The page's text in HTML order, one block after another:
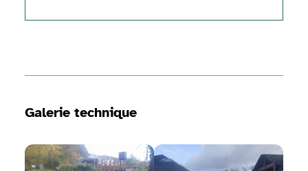
Galerie technique
Voir la galerie d'image Voir la galerie d'image Voir